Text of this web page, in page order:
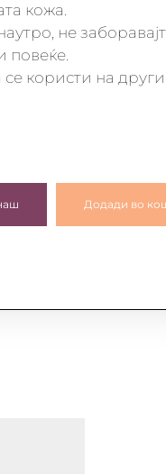
кожа.
не
повеќе.
користи на
Додади во